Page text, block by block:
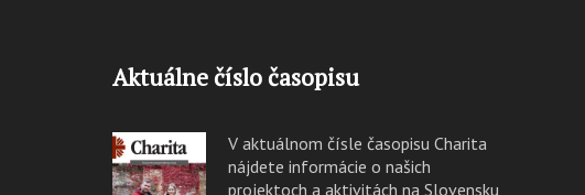
Aktuálne číslo časopisu
V aktuálnom čísle časopisu Charita
nájdete informácie o našich
projektoch a aktivitách na Slovensku